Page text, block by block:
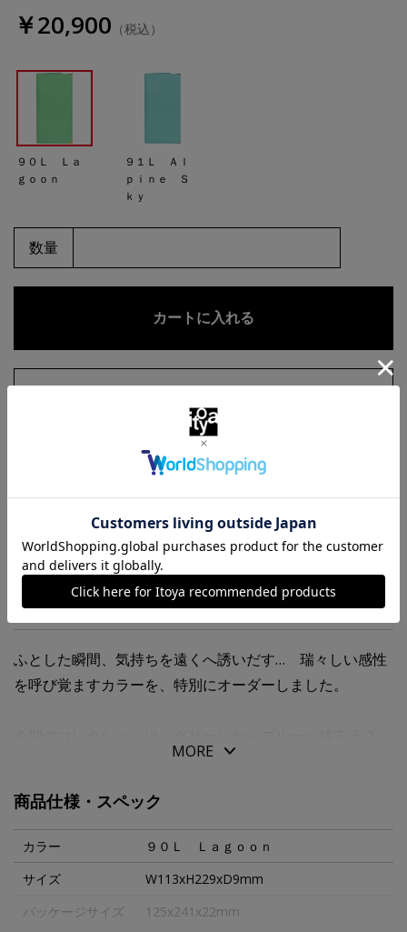
￥20,900 （税込）
９０Ｌ Ｌａ
ｇｏｏｎ
９１Ｌ Ａｌ
ｐｉｎｅ Ｓ
ｋｙ
数量
お気に入りに追加
商品・在庫について
返品・交換について
送料について
商品の特徴
ふとした瞬間、気持ちを遠くへ誘いだす… 瑞々しい感性
を呼び覚ますカラーを、特別にオーダーしました。
ーンは、晴れやかながら鮮烈すぎず、穏やかな時間を想起
させる色調です。
非日常を存分に味わえる、美しい佇まいのパスポートケー
ス。
MORE
商品仕様・スペック
カラー
９０Ｌ Ｌａｇｏｏｎ
サイズ
W113xH229xD9mm
パッケージサイズ
125x241x22mm